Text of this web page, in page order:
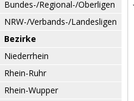
Bundes-/Regional-/Oberligen
NRW-/Verbands-/Landesligen
Bezirke
Niederrhein
Rhein-Ruhr
Rhein-Wupper